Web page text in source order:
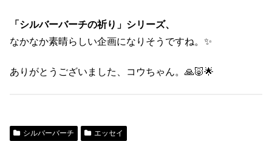
「シルバーバーチの祈り」シリーズ、
なかなか素晴らしい企画になりそうですね。✨
ありがとうございました、コウちゃん。🙏🐷🌟
シルバーバーチ エッセイ